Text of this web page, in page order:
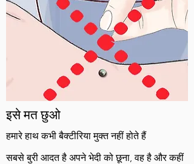
इसे मत छुओ
हमारे हाथ कभी बैक्टीरिया मुक्त नहीं होते हैं
सबसे बुरी आदत है अपने भेदी को छूना, वह है और कहीं